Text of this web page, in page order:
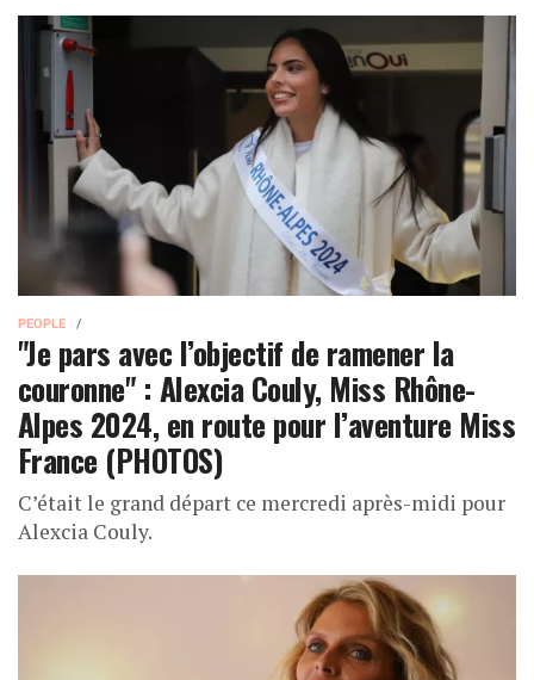
PEOPLE
"Je pars avec l’objectif de ramener la
couronne" : Alexcia Couly, Miss Rhône-
Alpes 2024, en route pour l’aventure Miss
France (PHOTOS)
C’était le grand départ ce mercredi après-midi pour
Alexcia Couly.